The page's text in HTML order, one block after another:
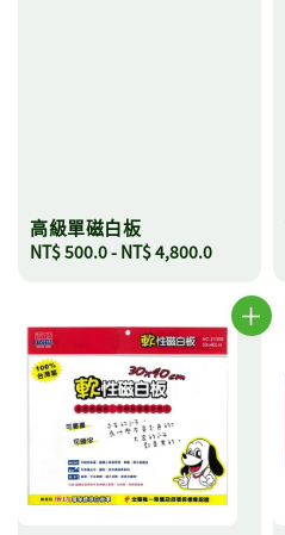
高級單磁白板
Regular
NT$ 500.0- NT$ 4,800.0